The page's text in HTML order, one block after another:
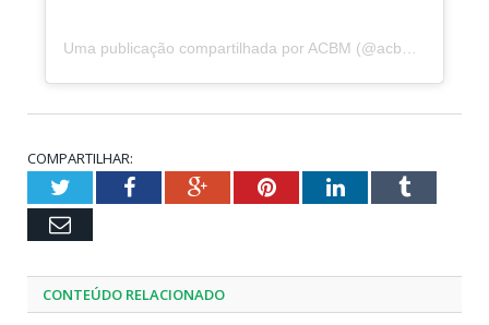
COMPARTILHAR:
TwitterFacebookGoogle+PinterestLinkedInTumblr
Email
CONTEÚDO RELACIONADO